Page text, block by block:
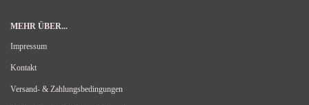
MEHR ÜBER...
Impressum
Kontakt
Versand- & Zahlungsbedingungen